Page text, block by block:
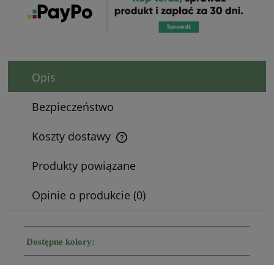
Opis
Bezpieczeństwo
Koszty dostawy
Cena nie zawiera ewentualnych kosztów płatności
Produkty powiązane
Opinie o produkcie (0)
Dostępne kolory: